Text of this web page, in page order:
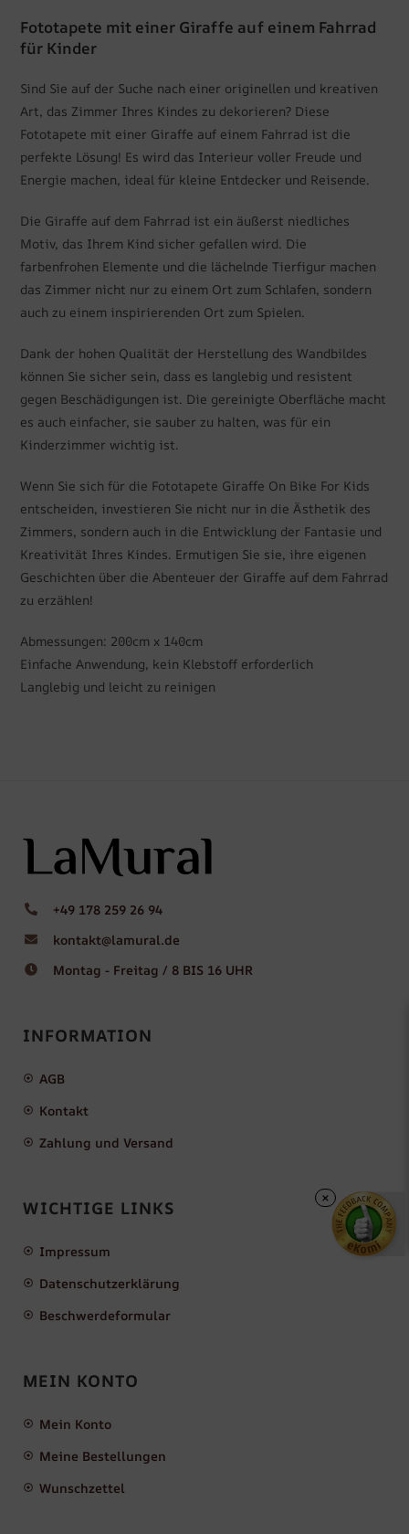
Fototapete mit einer Giraffe auf einem Fahrrad
für Kinder
Sind Sie auf der Suche nach einer originellen und kreativen
Art, das Zimmer Ihres Kindes zu dekorieren? Diese
Fototapete mit einer Giraffe auf einem Fahrrad ist die
perfekte Lösung! Es wird das Interieur voller Freude und
Energie machen, ideal für kleine Entdecker und Reisende.
Die Giraffe auf dem Fahrrad ist ein äußerst niedliches
Motiv, das Ihrem Kind sicher gefallen wird. Die
farbenfrohen Elemente und die lächelnde Tierfigur machen
das Zimmer nicht nur zu einem Ort zum Schlafen, sondern
auch zu einem inspirierenden Ort zum Spielen.
Dank der hohen Qualität der Herstellung des Wandbildes
können Sie sicher sein, dass es langlebig und resistent
gegen Beschädigungen ist. Die gereinigte Oberfläche macht
es auch einfacher, sie sauber zu halten, was für ein
Kinderzimmer wichtig ist.
Wenn Sie sich für die Fototapete Giraffe On Bike For Kids
entscheiden, investieren Sie nicht nur in die Ästhetik des
Zimmers, sondern auch in die Entwicklung der Fantasie und
Kreativität Ihres Kindes. Ermutigen Sie sie, ihre eigenen
Geschichten über die Abenteuer der Giraffe auf dem Fahrrad
zu erzählen!
Abmessungen: 200cm x 140cm
Einfache Anwendung, kein Klebstoff erforderlich
Langlebig und leicht zu reinigen
+49 178 259 26 94
kontakt@lamural.de
Montag - Freitag / 8 BIS 16 UHR
INFORMATION
AGB
Kontakt
Zahlung und Versand
WICHTIGE LINKS
Impressum
Datenschutzerklärung
Beschwerdeformular
MEIN KONTO
Mein Konto
Meine Bestellungen
Wunschzettel
×